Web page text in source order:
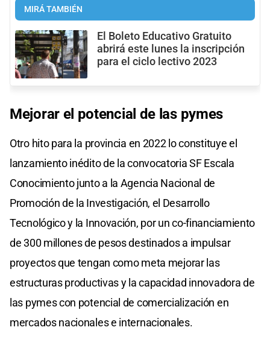
MIRÁ TAMBIÉN
El Boleto Educativo Gratuito
abrirá este lunes la inscripción
para el ciclo lectivo 2023
Mejorar el potencial de las pymes
Otro hito para la provincia en 2022 lo constituye el
lanzamiento inédito de la convocatoria SF Escala
Conocimiento junto a la Agencia Nacional de
Promoción de la Investigación, el Desarrollo
Tecnológico y la Innovación, por un co-financiamiento
de 300 millones de pesos destinados a impulsar
proyectos que tengan como meta mejorar las
estructuras productivas y la capacidad innovadora de
las pymes con potencial de comercialización en
mercados nacionales e internacionales.